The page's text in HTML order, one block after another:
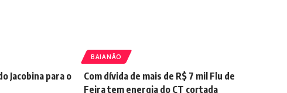
Jacobina para o
BAIANÃO
Com dívida de mais de R$ 7 mil Flu de
Feira tem energia do CT cortada